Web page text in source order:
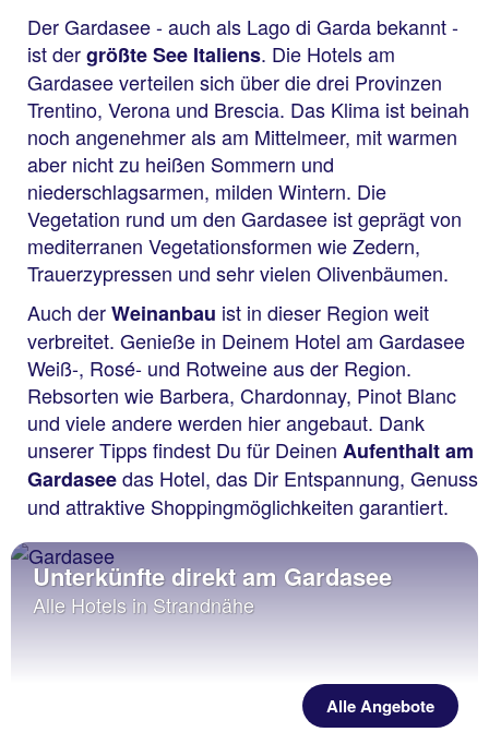
Der Gardasee - auch als Lago di Garda bekannt -
ist dergrößte See Italiens. Die Hotels am
Gardasee verteilen sich über die drei Provinzen
Trentino, Verona und Brescia. Das Klima ist beinah
noch angenehmer als am Mittelmeer, mit warmen
aber nicht zu heißen Sommern und
niederschlagsarmen, milden Wintern. Die
Vegetation rund um den Gardasee ist geprägt von
mediterranen Vegetationsformen wie Zedern,
Trauerzypressen und sehr vielen Olivenbäumen.
Auch derWeinanbau ist in dieser Region weit
verbreitet. Genieße in Deinem Hotel am Gardasee
Weiß-, Rosé- und Rotweine aus der Region.
Rebsorten wie Barbera, Chardonnay, Pinot Blanc
und viele andere werden hier angebaut. Dank
unserer Tipps findest Du für Deinen Aufenthalt am
Gardaseedas Hotel, das Dir Entspannung, Genuss
und attraktive Shoppingmöglichkeiten garantiert.
Unterkünfte direkt am Gardasee
Alle Hotels in Strandnähe
Alle Angebote